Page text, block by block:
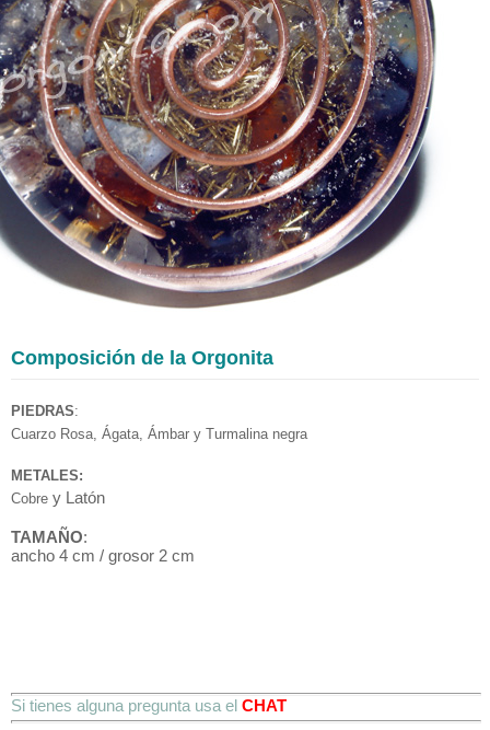
Composición de la Orgonita
PIEDRAS:
Cuarzo Rosa, Ágata, Ámbar y Turmalina negra
METALES:
Cobre y Latón
TAMAÑO:
ancho 4 cm / grosor 2 cm
Si tienes alguna pregunta usa el CHAT